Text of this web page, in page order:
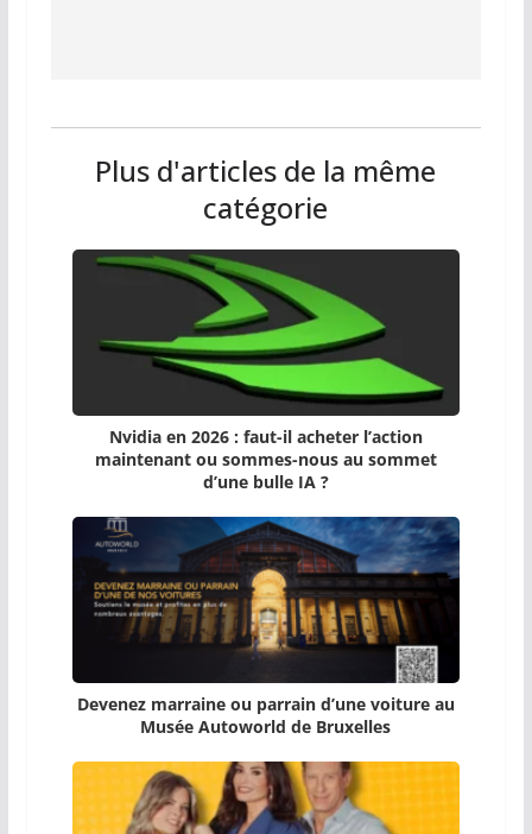
Plus d'articles de la même
catégorie
Nvidia en 2026 : faut-il acheter l’action
maintenant ou sommes-nous au sommet
d’une bulle IA ?
Devenez marraine ou parrain d’une voiture au
Musée Autoworld de Bruxelles